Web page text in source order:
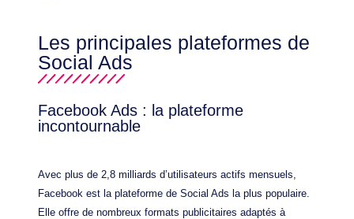
Les principales plateformes de
Social Ads
Facebook Ads : la plateforme
incontournable
Avec plus de 2,8 milliards d’utilisateurs actifs mensuels,
Facebook est la plateforme de Social Ads la plus populaire.
Elle offre de nombreux formats publicitaires adaptés à